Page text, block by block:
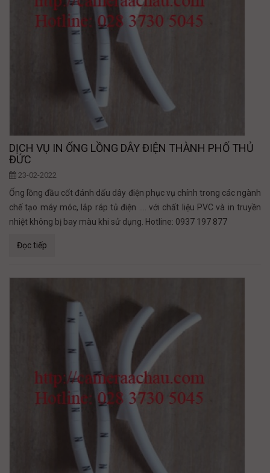
DỊCH VỤ IN ỐNG LỒNG DÂY ĐIỆN THÀNH PHỐ THỦ
ĐỨC
23-02-2022
Ống lồng đầu cốt đánh dấu dây điện phục vụ chính trong các ngành
chế tạo máy móc, lắp ráp tủ điện .... với chất liệu PVC và in truyền
nhiệt không bị bay màu khi sử dụng. Hotline: 0937 197 877
Đọc tiếp